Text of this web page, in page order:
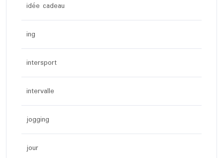
idée cadeau
ing
intersport
intervalle
jogging
jour